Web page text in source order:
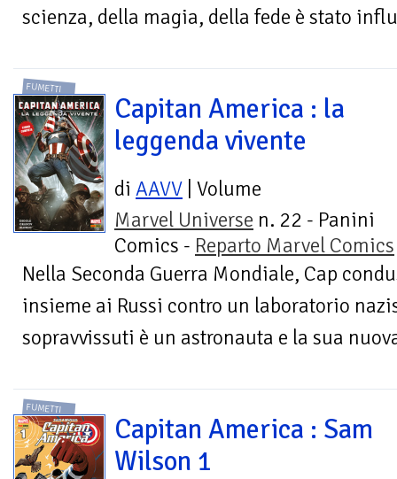
scienza, della magia, della fede è stato
FUMETTI
Capitan America : la
leggenda vivente
di AAVV | Volume
Marvel Universe n. 22 - Panini
Comics - Reparto Marvel Comics
Nella Seconda Guerra Mondiale, Cap
insieme ai Russi contro un laboratorio
sopravvissuti è un astronauta e la sua
FUMETTI
Capitan America : Sam
Wilson 1